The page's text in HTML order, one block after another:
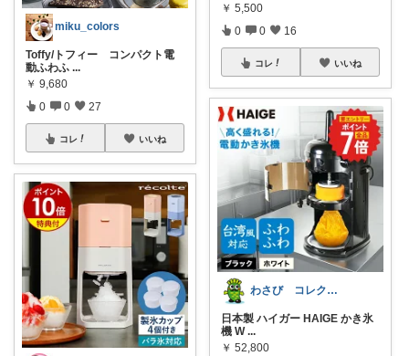
miku_colors
Toffy/トフィー コンパクト電
動ふわふ ...
￥ 9,680
0 0 27
コレ いいね
￥ 5,500
0 0 16
コレ いいね
わさび コレクションもご利用ください
日本製 ハイガー HAIGE かき氷
機 W ...
￥ 52,800